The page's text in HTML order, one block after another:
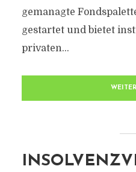
gemanagte
gestartet und bietet
privaten...